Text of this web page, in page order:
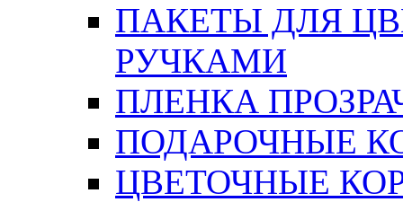
ПАКЕТЫ ДЛЯ
РУЧКАМИ
ПЛЕНКА
ПОДАРОЧНЫЕ
ЦВЕТОЧНЫЕ